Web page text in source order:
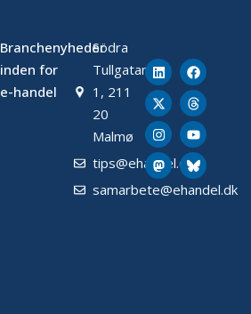
Branchenyheder
inden for
e-handel
Södra
Tullgatan
1, 211
20
Malmø
tips@ehandel.dk
samarbete@ehandel.dk